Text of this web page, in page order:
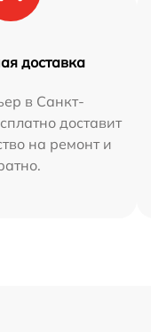
доставка
в Санкт-
доставит
на ремонт и